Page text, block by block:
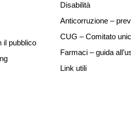
il pubblico
Disabilità
Anticorruzione –
CUG – Comitato
Farmaci – guida
Link utili